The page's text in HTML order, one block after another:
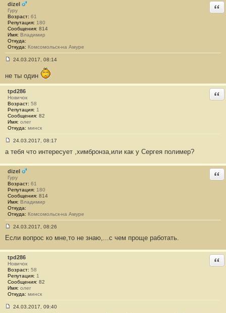
н
и
е
#
2
8
dizel
Гуру
Возраст: 61
Репутация: 180
Сообщения: 814
Имя: Владимир
Откуда:
Откуда: Комсомольск-на Амуре
о
е
н
и
е
#
2
9
24.03.2017, 08:14
не ты один
tpd286
Новичок
Возраст: 58
Репутация: 1
Сообщения: 82
Имя: олег
Откуда: минск
о
б
щ
н
е
#
3
0
24.03.2017, 08:17
а тебя что интересует ,химбронза,или как у Сергея полимер?
dizel
Гуру
Возраст: 61
Репутация: 180
Сообщения: 814
Имя: Владимир
Откуда:
Откуда: Комсомольск-на Амуре
о
б
щ
е
е
#
3
24.03.2017, 08:26
Если вопрос ко мне,то не знаю,...с чем проще работать.
tpd286
Новичок
Возраст: 58
Репутация: 1
Сообщения: 82
Имя: олег
Откуда: минск
24.03.2017, 09:40